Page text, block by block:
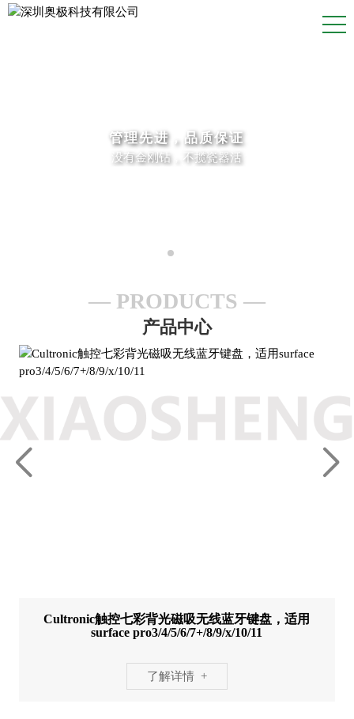
管理先进，品质保证
没有金刚钻，不揽瓷器活
PRODUCTS
产品中心
Cultronic触控七彩背光磁吸无线蓝牙键盘，适用
surface pro3/4/5/6/7+/8/9/x/10/11
了解详情 +